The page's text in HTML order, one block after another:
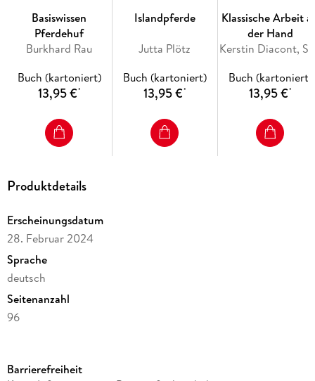
Basiswissen
Pferdehuf
Burkhard Rau
Buch (kartoniert)
13,95 €*
Islandpferde
Jutta Plötz
Buch (kartoniert)
13,95 €*
Klassische Arbeit
der Hand
Buch (kartoniert)
13,95 €*
Produktdetails
Erscheinungsdatum
28. Februar 2024
Sprache
deutsch
Seitenanzahl
96
Autor/Autorin
Barrierefreiheit